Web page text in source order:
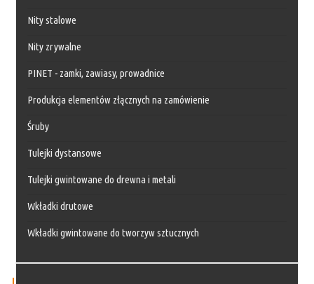
Nity stalowe
Nity zrywalne
PINET - zamki, zawiasy, prowadnice
Produkcja elementów złącznych na zamówienie
Śruby
Tulejki dystansowe
Tulejki gwintowane do drewna i metali
Wkładki drutowe
Wkładki gwintowane do tworzyw sztucznych